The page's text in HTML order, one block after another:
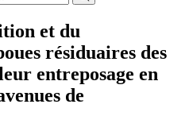
et du
résiduaires des
entreposage en
de